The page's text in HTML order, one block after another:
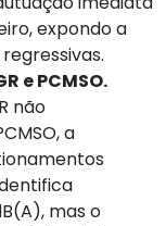
expondo a
e PCMSO.
não
a
mas o